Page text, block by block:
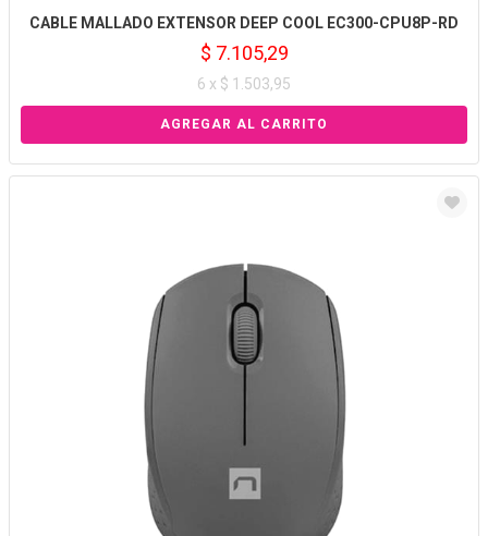
CABLE MALLADO EXTENSOR DEEP COOL EC300-CPU8P-RD
$ 7.105,29
6 x $ 1.503,95